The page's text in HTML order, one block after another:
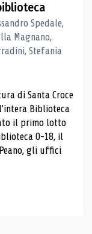
Spedale,
Magnano,
Stefania
di Santa Croce
Biblioteca
il primo lotto
0-18, il
gli uffici